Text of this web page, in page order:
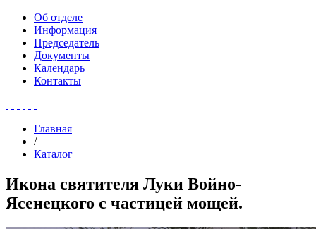
Об отделе
Информация
Председатель
Документы
Календарь
Контакты
Главная
/
Каталог
Икона святителя Луки Войно-
Ясенецкого с частицей мощей.